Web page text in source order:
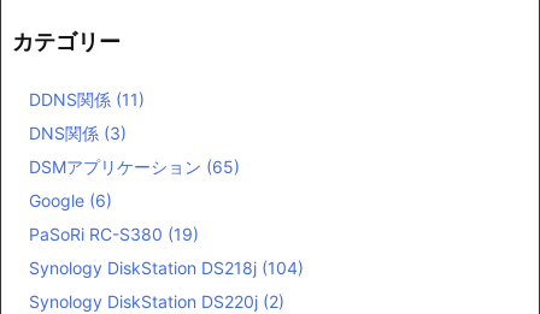
カテゴリー
DDNS関係 (11)
DNS関係 (3)
DSMアプリケーション (65)
Google (6)
PaSoRi RC-S380 (19)
Synology DiskStation DS218j (104)
Synology DiskStation DS220j (2)